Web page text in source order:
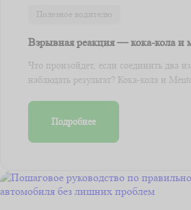
Полезное водителю
Взрывная реакция — кока-кола и
Что произойдет, если соединить два
наблюдать результат? Кока-кола и
Подробнее